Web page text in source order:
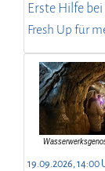
Erste Hilfe
Fresh Up für
19.09.2026, 14:00